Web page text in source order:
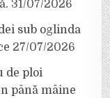
31/07/2026
sub oglinda
27/07/2026
de ploi
până mâine